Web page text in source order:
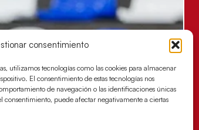
consentimiento
utilizamos tecnologías como las cookies para almacenar
El consentimiento de estas tecnologías nos
de navegación o las identificaciones únicas
consentimiento, puede afectar negativamente a ciertas